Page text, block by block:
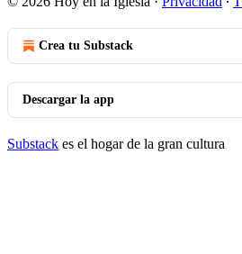
Crea tu Substack
Descargar la app
Substack es el hogar de la gran cultura